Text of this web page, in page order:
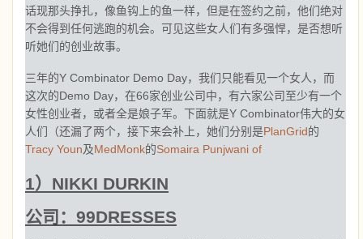
话现那头挣扎，像鱼钩上的鱼一样，但是在签约之前，他们绝对
不会得到任何逃跑的机会。可见这些女人们有多强悍，是否想听
听她们的创业故事。
三年的Y Combinator Demo Day，我们只能看见一个女人，而
这次的Demo Day，在66家创业公司中，有六家公司至少有一个
女性创业者，或者全是娘子军。下面就是Y Combinator伟大的女
人们（还漏了两个，接下来会补上，她们分别是PlanGrid的
Tracy Youn及MedMonk的Somaira Punjwani of
1）NIKKI DURKIN
公司：99DRESSES